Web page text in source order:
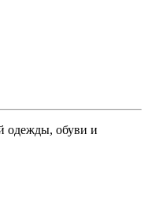
одежды, обуви и